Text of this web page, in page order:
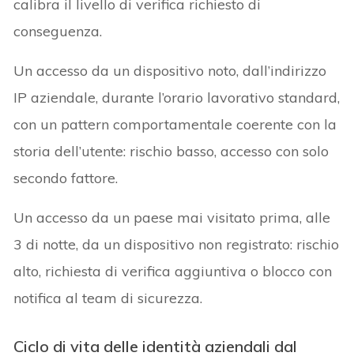
calibra il livello di verifica richiesto di
conseguenza.
Un accesso da un dispositivo noto, dall’indirizzo
IP aziendale, durante l’orario lavorativo standard,
con un pattern comportamentale coerente con la
storia dell’utente: rischio basso, accesso con solo
secondo fattore.
Un accesso da un paese mai visitato prima, alle
3 di notte, da un dispositivo non registrato: rischio
alto, richiesta di verifica aggiuntiva o blocco con
notifica al team di sicurezza.
Ciclo di vita delle identità aziendali dal